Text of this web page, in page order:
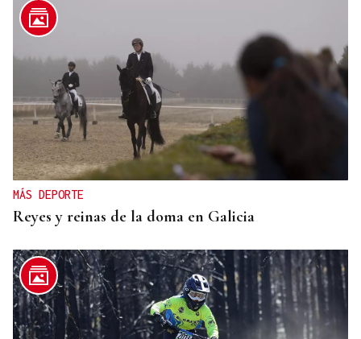
MÁS DEPORTE
Reyes y reinas de la doma en Galicia